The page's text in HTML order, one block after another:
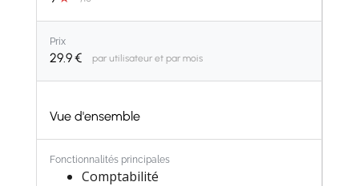
Prix
29.9€ par utilisateur et par mois
Vue d'ensemble
Fonctionnalités principales
Comptabilité